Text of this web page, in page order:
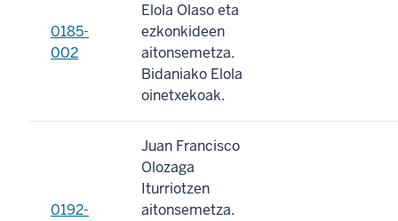
0185-
002
Elola Olaso eta
ezkonkideen
aitonsemetza.
Bidaniako Elola
oinetxekoak.
0192-
Juan Francisco
Olozaga
Iturriotzen
aitonsemetza.